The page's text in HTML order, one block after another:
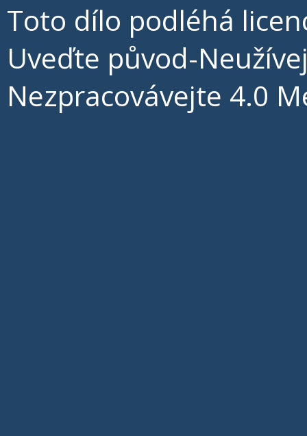
Toto dílo podléhá
Uveďte původ-
Nezpracovávejte 4.0